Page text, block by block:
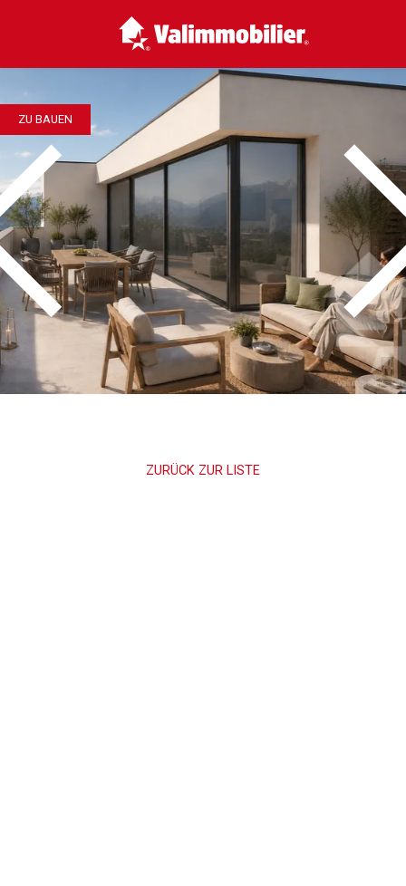
ZU BAUEN
ZURÜCK ZUR LISTE